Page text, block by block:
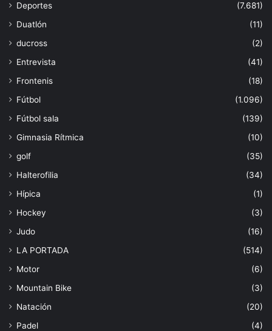
Deportes
(7.681)
Duatlón
(11)
ducross
(2)
Entrevista
(41)
Frontenis
(18)
Fútbol
(1.096)
Fútbol sala
(139)
Gimnasia Rítmica
(10)
golf
(35)
Halterofilia
(34)
Hípica
(1)
Hockey
(3)
Judo
(16)
LA PORTADA
(514)
Motor
(6)
Mountain Bike
(3)
Natación
(20)
Padel
(4)